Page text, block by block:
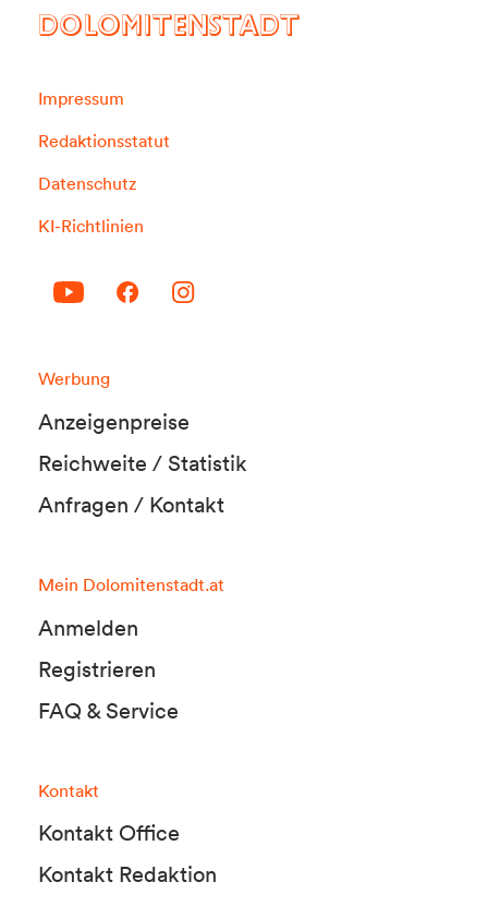
DOLOMITENSTADT
Impressum
Redaktionsstatut
Datenschutz
KI-Richtlinien
Werbung
Anzeigenpreise
Reichweite / Statistik
Anfragen / Kontakt
Mein Dolomitenstadt.at
Anmelden
Registrieren
FAQ & Service
Kontakt
Kontakt Office
Kontakt Redaktion